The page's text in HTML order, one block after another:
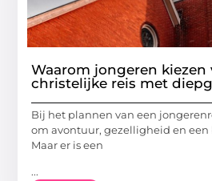
Waarom jongeren kiezen
christelijke reis met
Bij het plannen van een
om avontuur, gezelligheid en
Maar er is een
...